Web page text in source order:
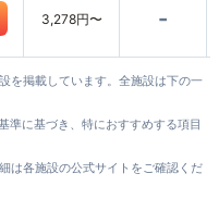
3,278円〜 -
を掲載しています。全施設は下の一
準に基づき、特におすすめする項目
は各施設の公式サイトをご確認くだ